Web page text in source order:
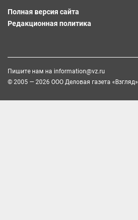
Полная версия сайта
Редакционная политика
Пишите нам на information@vz.ru
© 2005 — 2026 ООО Деловая газета «Взгляд»